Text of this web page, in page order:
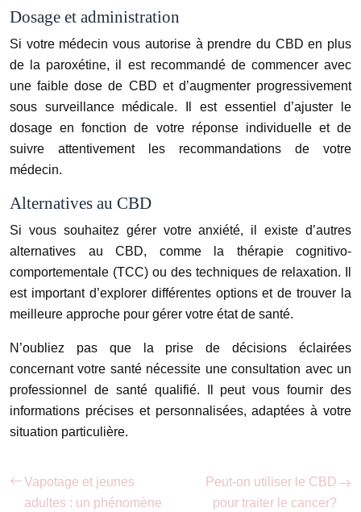
Dosage et administration
Si votre médecin vous autorise à prendre du CBD en plus
de la paroxétine, il est recommandé de commencer avec
une faible dose de CBD et d’augmenter progressivement
sous surveillance médicale. Il est essentiel d’ajuster le
dosage en fonction de votre réponse individuelle et de
suivre attentivement les recommandations de votre
médecin.
Alternatives au CBD
Si vous souhaitez gérer votre anxiété, il existe d’autres
alternatives au CBD, comme la thérapie cognitivo-
comportementale (TCC) ou des techniques de relaxation. Il
est important d’explorer différentes options et de trouver la
meilleure approche pour gérer votre état de santé.
N’oubliez pas que la prise de décisions éclairées
concernant votre santé nécessite une consultation avec un
professionnel de santé qualifié. Il peut vous fournir des
informations précises et personnalisées, adaptées à votre
situation particulière.
Vapotage et jeunes
adultes : un phénomène
Peut-on utiliser le CBD
pour traiter le cancer?